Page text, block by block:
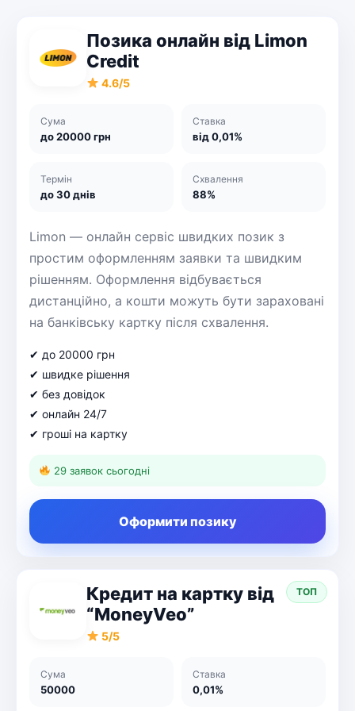
Позика онлайн від Limon
Credit
4.6/5
Сума
до 20000 грн
Ставка
від 0,01%
Термін
до 30 днів
Схвалення
88%
Limon — онлайн сервіс швидких позик з
простим оформленням заявки та швидким
рішенням. Оформлення відбувається
дистанційно, а кошти можуть бути зараховані
на банківську картку після схвалення.
✔ до 20000 грн
✔ швидке рішення
✔ без довідок
✔ онлайн 24/7
✔ гроші на картку
29 заявок сьогодні
Оформити позику
ТОП
Кредит на картку від
“MoneyVeo”
5/5
Сума
50000
Ставка
0,01%